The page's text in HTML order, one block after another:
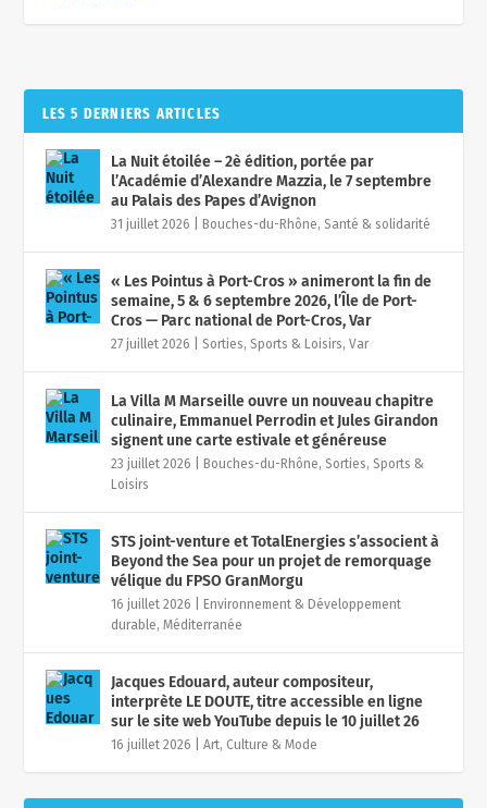
LES 5 DERNIERS ARTICLES
La Nuit étoilée – 2è édition, portée par
l’Académie d’Alexandre Mazzia, le 7 septembre
au Palais des Papes d’Avignon
31 juillet 2026 |Bouches-du-Rhône,Santé & solidarité
« Les Pointus à Port-Cros » animeront la fin de
semaine, 5 & 6 septembre 2026, l’Île de Port-
Cros — Parc national de Port-Cros, Var
27 juillet 2026 |Sorties, Sports & Loisirs,Var
La Villa M Marseille ouvre un nouveau chapitre
culinaire, Emmanuel Perrodin et Jules Girandon
signent une carte estivale et généreuse
23 juillet 2026 |Bouches-du-Rhône,Sorties, Sports &
Loisirs
STS joint-venture et TotalEnergies s’associent à
Beyond the Sea pour un projet de remorquage
vélique du FPSO GranMorgu
16 juillet 2026 |Environnement & Développement
durable,Méditerranée
Jacques Edouard, auteur compositeur,
interprète LE DOUTE, titre accessible en ligne
sur le site web YouTube depuis le 10 juillet 26
16 juillet 2026 |Art, Culture & Mode